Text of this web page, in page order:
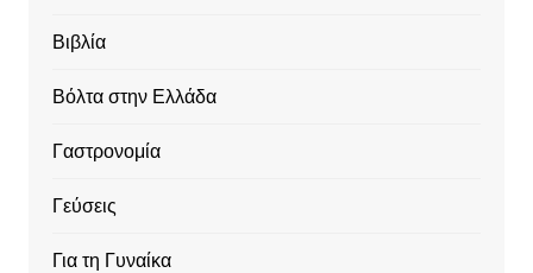
Βιβλία
Βόλτα στην Ελλάδα
Γαστρονομία
Γεύσεις
Για τη Γυναίκα